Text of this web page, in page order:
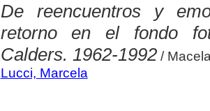
De reencuentros y
retorno en el fondo
Calders. 1962-1992/
Lucci, Marcela